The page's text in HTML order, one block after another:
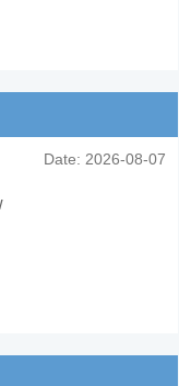
Date: 2026-08-07